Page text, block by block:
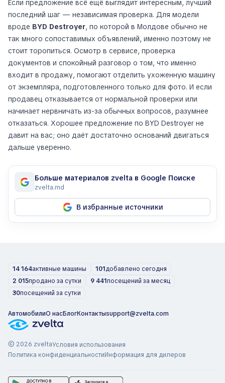
Если предложение всё ещё выглядит интересным, лучший
последний шаг — независимая проверка. Для модели
вроде BYD Destroyer, по которой в Молдове обычно не
так много сопоставимых объявлений, именно поэтому не
стоит торопиться. Осмотр в сервисе, проверка
документов и спокойный разговор о том, что именно
входит в продажу, помогают отделить ухоженную машину
от экземпляра, подготовленного только для фото. И если
продавец отказывается от нормальной проверки или
начинает нервничать из-за обычных вопросов, разумнее
отказаться. Хорошее предложение по BYD Destroyer не
давит на вас; оно даёт достаточно оснований двигаться
дальше уверенно.
Больше материалов zvelta в Google Поиске
zvelta.md
В избранные источники
14 164активные машины 101добавлено сегодня
2 015продано за сутки 9 441посещений за месяц
30посещений за сутки
АвтомобилиО насБлогКонтактыsupport@zvelta.com
© 2026 zveltaУсловия использования
Политика конфиденциальностиИнформация для дилеров